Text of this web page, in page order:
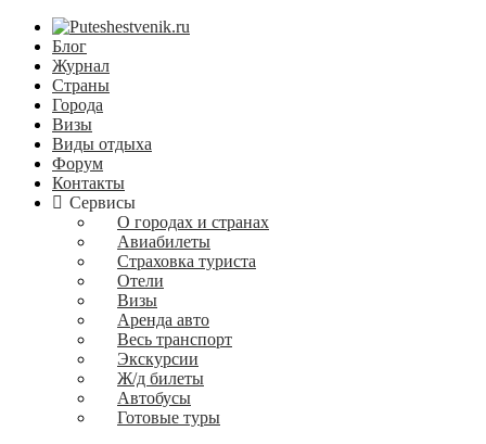
Блог
Журнал
Страны
Города
Визы
Виды отдыха
Форум
Контакты
Сервисы
О городах и странах
Авиабилеты
Страховка туриста
Отели
Визы
Аренда авто
Весь транспорт
Экскурсии
Ж/д билеты
Автобусы
Готовые туры